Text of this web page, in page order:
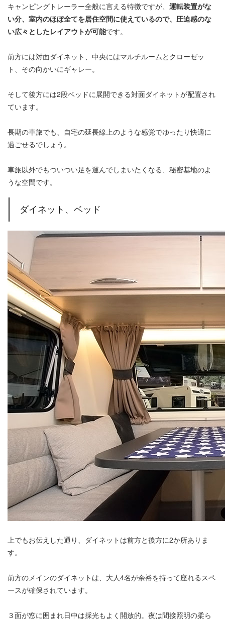
キャンピングトレーラー全般に言える特徴ですが、 運転装置がな
い分、室内のほぼ全てを居住空間に使えているので、圧迫感のな
い広々としたレイアウトが可能です。
前方には対面ダイネット、中央にはマルチルームとクローゼッ
ト、その向かいにギャレー。
そして後方には2段ベッドに展開できる対面ダイネットが配置され
ています。
長期の車旅でも、自宅の延長線上のような感覚でゆったり快適に
過ごせるでしょう。
車旅以外でもついつい足を運んでしまいたくなる、秘密基地のよ
うな空間です。
ダイネット、ベッド
上でもお伝えした通り、ダイネットは前方と後方に2か所ありま
す。
前方のメインのダイネットは、大人4名が余裕を持って座れるスペ
ースが確保されています。
３面が窓に囲まれ日中は採光もよく開放的。夜は間接照明の柔ら